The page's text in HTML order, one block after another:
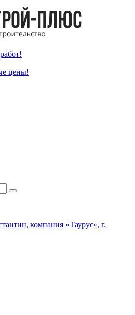
цены!
компания «Таурус», г.